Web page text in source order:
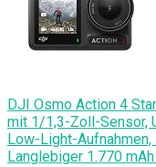
DJI Osmo Action 4
mit 1/1,3-Zoll-Sensor,
Low-Light-
Langlebiger 1.770